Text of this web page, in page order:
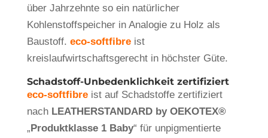
über Jahrzehnte so ein natürlicher
Kohlenstoffspeicher in Analogie zu Holz als
Baustoff. eco-softfibreist
kreislaufwirtschaftsgerecht in höchster Güte.
Schadstoff-Unbedenklichkeit zertifiziert
eco-softfibreist auf Schadstoffe zertifiziert
nach LEATHERSTANDARD by OEKOTEX®
„Produktklasse 1 Baby“ für unpigmentierte